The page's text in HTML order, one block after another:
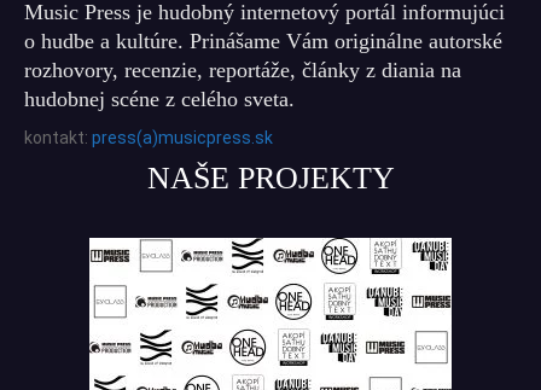
Music Press je hudobný internetový portál informujúci
o hudbe a kultúre. Prinášame Vám originálne autorské
rozhovory, recenzie, reportáže, články z diania na
hudobnej scéne z celého sveta.
kontakt: press(a)musicpress.sk
NAŠE PROJEKTY